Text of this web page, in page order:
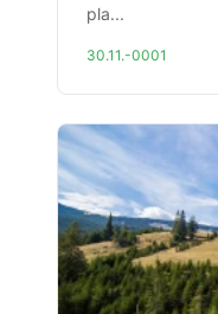
pla...
30.11.-0001